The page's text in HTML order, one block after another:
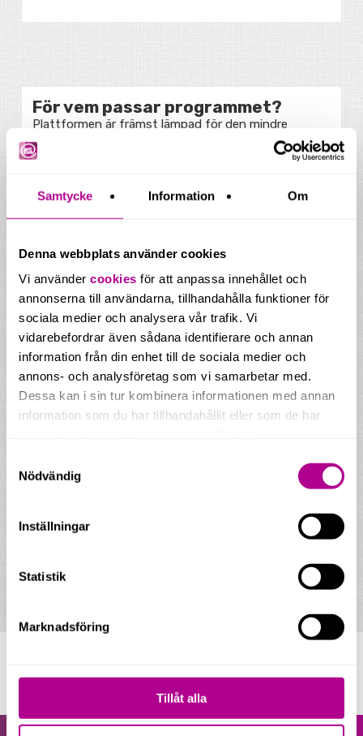
Samtycke Information Om
Denna webbplats använder cookies
Vi använder cookies för att anpassa innehållet och
annonserna till användarna, tillhandahålla funktioner för
sociala medier och analysera vår trafik. Vi
vidarebefordrar även sådana identifierare och annan
information från din enhet till de sociala medier och
annons- och analysföretag som vi samarbetar med.
Dessa kan i sin tur kombinera informationen med annan
information som du har tillhandahållit eller som de har
Nödvändig
Inställningar
Statistik
Marknadsföring
Tillåt alla
För vem passar programmet?
Plattformen är främst lämpad för den mindre
företagaren. Det är ett smart program som gör
bokföringen okomplicerad och effektiv. I och med att
en god överblick av bokföringen, allting går att samla
på ett och samma ställe. Plattformen erbjuder också
en funktion med dina egna mallar för specifika
Det är ett enkelt program som är utformat att passa
egenföretagaren som vill vara delaktig. Pedagogiska
guider, fräscht gränssnitt samt ständigt
uppdaterade funktioner gör att bokföringen blir
effektiv och lämplig för småföretag och startups
som vill spara tid.
Fördelar
Modern
Möjligt att göra betalningar från programmet
Enkla processer